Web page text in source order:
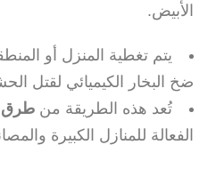
الأبيض.
يتم تغطية المنزل أو
ضخ البخار الكيميائي لقتل
تُعد هذه الطريقة من طرق
الفعالة للمنازل الكبيرة